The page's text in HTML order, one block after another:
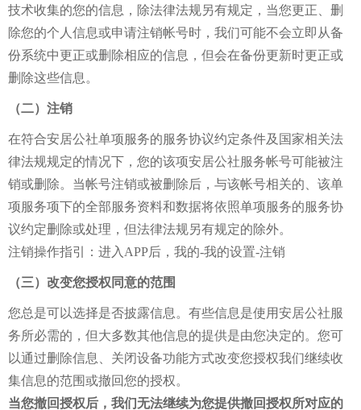
技术收集的您的信息，除法律法规另有规定，当您更正、删
除您的个人信息或申请注销帐号时，我们可能不会立即从备
份系统中更正或删除相应的信息，但会在备份更新时更正或
删除这些信息。
（二）注销
在符合安居公社单项服务的服务协议约定条件及国家相关法
律法规规定的情况下，您的该项安居公社服务帐号可能被注
销或删除。当帐号注销或被删除后，与该帐号相关的、该单
项服务项下的全部服务资料和数据将依照单项服务的服务协
议约定删除或处理，但法律法规另有规定的除外。
注销操作指引：进入APP后，我的-我的设置-注销
（三）改变您授权同意的范围
您总是可以选择是否披露信息。有些信息是使用安居公社服
务所必需的，但大多数其他信息的提供是由您决定的。您可
以通过删除信息、关闭设备功能方式改变您授权我们继续收
集信息的范围或撤回您的授权。
当您撤回授权后，我们无法继续为您提供撤回授权所对应的